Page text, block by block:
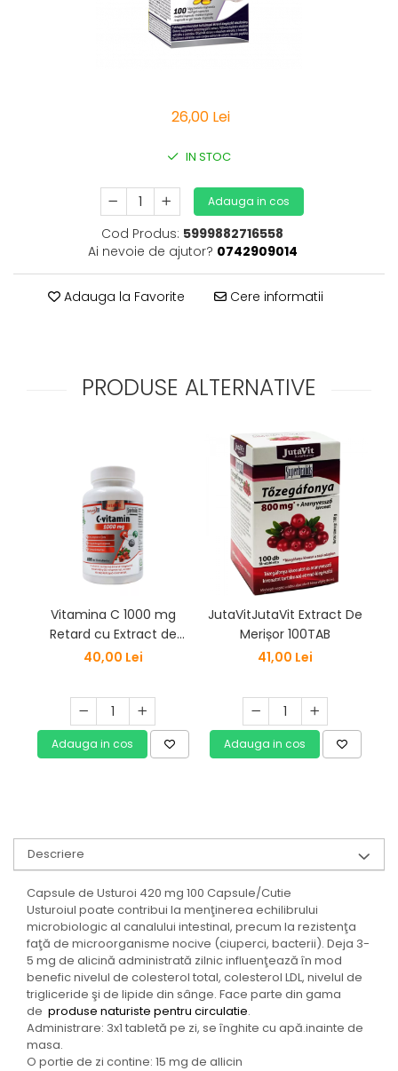
26,00 Lei
IN STOC
Adauga in cos
Cod Produs: 5999882716558
Ai nevoie de ajutor? 0742909014
Adauga la Favorite Cere informatii
PRODUSE ALTERNATIVE
Vitamina C 1000 mg
Retard cu Extract de
Macese+D3+ZINC 100
40,00 Lei
Adauga in cos
JutaVitJutaVit Extract De
Merișor 100TAB
41,00 Lei
Adauga in cos
Descriere
Capsule de Usturoi 420 mg 100 Capsule/Cutie
Usturoiul poate contribui la menţinerea echilibrului
microbiologic al canalului intestinal, precum la rezistenţa
faţă de microorganisme nocive (ciuperci, bacterii). Deja 3-
5 mg de alicină administrată zilnic influenţează în mod
benefic nivelul de colesterol total, colesterol LDL, nivelul de
trigliceride şi de lipide din sânge. Face parte din gama
de produse naturiste pentru circulatie.
Administrare: 3x1 tabletă pe zi, se înghite cu apă.inainte de
masa.
O portie de zi contine: 15 mg de allicin